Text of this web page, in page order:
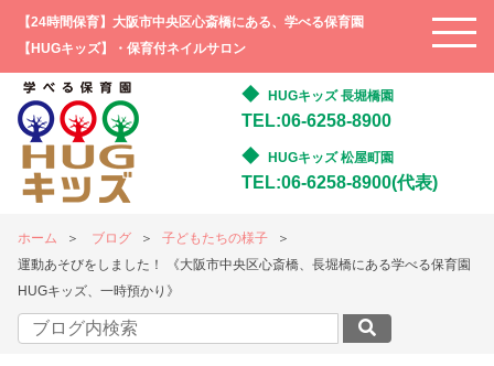
【24時間保育】大阪市中央区心斎橋にある、学べる保育園
【HUGキッズ】・保育付ネイルサロン
HUGキッズ 長堀橋園
TEL:06-6258-8900
HUGキッズ 松屋町園
TEL:06-6258-8900(代表)
ホーム ブログ
子どもたちの様子
運動あそびをしました！ 《大阪市中央区心斎橋、長堀橋にある学べる保育園
HUGキッズ、一時預かり》